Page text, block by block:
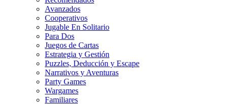
Avanzados
Cooperativos
Jugable En Solitario
Para Dos
Juegos de Cartas
Estrategia y Gestión
Puzzles, Deducción y Escape
Narrativos y Aventuras
Party Games
Wargames
Familiares